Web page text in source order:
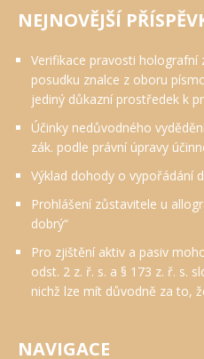
NEJNOVĚJŠÍ
Verifikace pravosti
posudku znalce z oboru
jediný důkazní prostředek k
Účinky nedůvodného
zák. podle právní úpravy
Výklad dohody o vypořádání
Prohlášení zůstavitele u
dobrý“
Pro zjištění aktiv a pasiv
odst. 2 z. ř. s. a § 173 z. ř. s.
nichž lze mít důvodně za to,
NAVIGACE